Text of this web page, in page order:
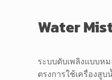
Water
ระบบดับเพลิงแบบห
ตรงการใช้เครื่องสู